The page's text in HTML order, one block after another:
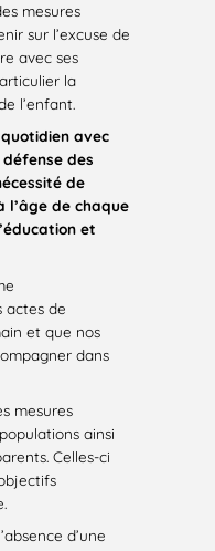
mesures
sur l’excuse de
avec ses
la
l’enfant.
avec
des
de
de chaque
et
actes de
et que nos
dans
mesures
ainsi
Celles-ci
d’une